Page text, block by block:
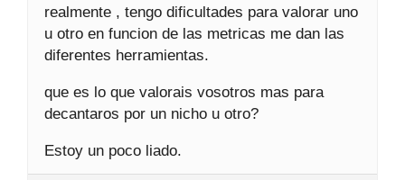
realmente , tengo dificultades para valorar uno
u otro en funcion de las metricas me dan las
diferentes herramientas.
que es lo que valorais vosotros mas para
decantaros por un nicho u otro?
Estoy un poco liado.